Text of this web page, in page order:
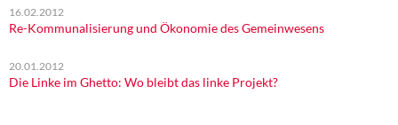
16.02.2012
Re-Kommunalisierung und Ökonomie des Gemeinwesens
20.01.2012
Die Linke im Ghetto: Wo bleibt das linke Projekt?